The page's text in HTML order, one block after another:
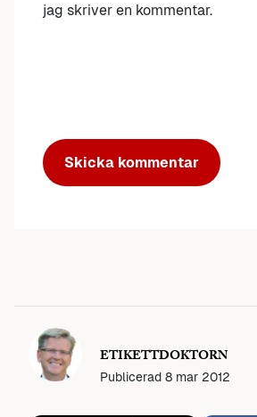
jag skriver en kommentar.
ETIKETTDOKTORN
Publicerad 8 mar 2012